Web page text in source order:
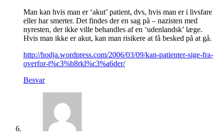
Man kan hvis man er ‘akut’ patient, dvs, hvis man er i livsfare
eller har smerter. Det findes der en sag på – nazisten med
nyresten, der ikke ville behandles af en ‘udenlandsk’ læge.
Hvis man ikke er akut, kan man risikere at få besked på at gå.
http://hodja.wordpress.com/2006/03/09/kan-patienter-sige-fra-
overfor-t%c3%b8rkl%c3%a6der/
Besvar